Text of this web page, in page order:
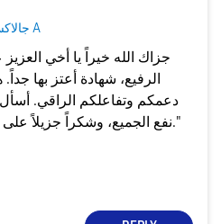
جالاكسى A
الرفيع، شهادة أعتز بها
دعمكم وتفاعلكم الراقي. أسأل
نفع الجميع، وشكراً جزيلاً على دعواتك الصادقة ولك بمثلها."